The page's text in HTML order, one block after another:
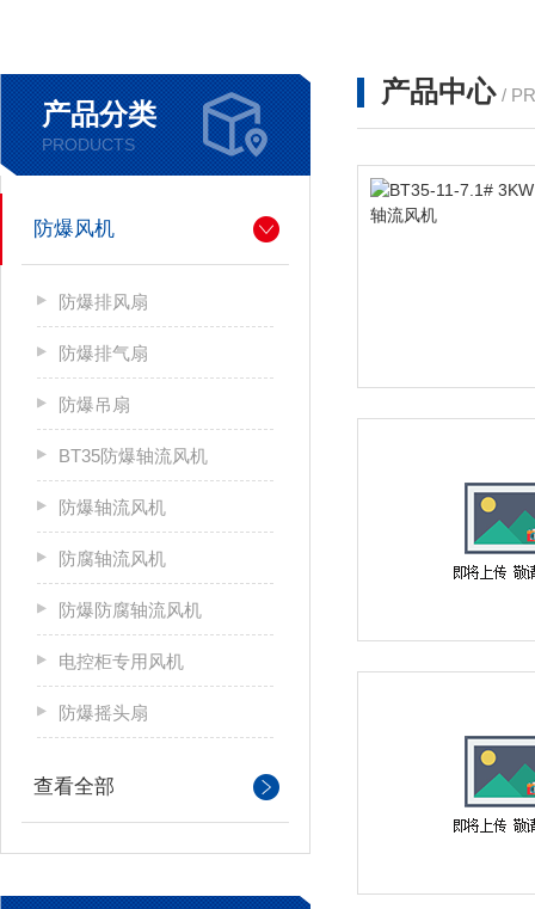
产品分类
PRODUCTS
防爆风机
防爆排风扇
防爆排气扇
防爆吊扇
BT35防爆轴流风机
防爆轴流风机
防腐轴流风机
防爆防腐轴流风机
电控柜专用风机
防爆摇头扇
查看全部
产品中心 /